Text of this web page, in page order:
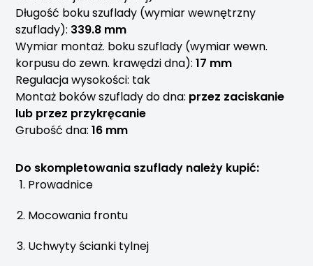
Długość boku szuflady (wymiar wewnętrzny
szuflady): 339.8 mm
Wymiar montaż. boku szuflady (wymiar wewn.
korpusu do zewn. krawędzi dna):17 mm
Regulacja wysokości: tak
Montaż boków szuflady do dna: przez zaciskanie
lub przez przykręcanie
Grubość dna:16 mm
Do skompletowania szuflady należy kupić:
Prowadnice
Mocowania frontu
Uchwyty ścianki tylnej